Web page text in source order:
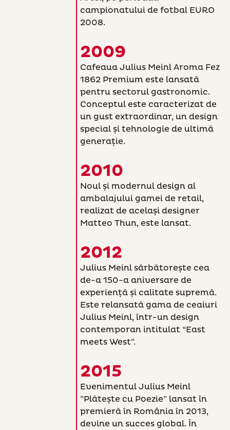
campionatului de fotbal EURO
2008.
2009
Cafeaua Julius Meinl Aroma Fez
1862 Premium este lansată
pentru sectorul gastronomic.
Conceptul este caracterizat de
un gust extraordinar, un design
special și tehnologie de ultimă
generație.
2010
Noul și modernul design al
ambalajului gamei de retail,
realizat de același designer
Matteo Thun, este lansat.
2012
Julius Meinl sărbătorește cea
de-a 150-a aniversare de
experiență și calitate supremă.
Este relansată gama de ceaiuri
Julius Meinl, într-un design
contemporan intitulat “East
meets West”.
2015
Evenimentul Julius Meinl
”Plătește cu Poezie” lansat în
premieră în România în 2013,
devine un succes global. În